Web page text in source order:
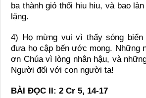
ba thành gió thổi hiu hiu, và bao
lặng.
4) Họ mừng vui vì thấy sóng biển
đưa họ cập bến ước mong. Những
ơn Chúa vì lòng nhân hậu, và
Người đối với con người ta!
BÀI ÐỌC II: 2 Cr 5, 14-17